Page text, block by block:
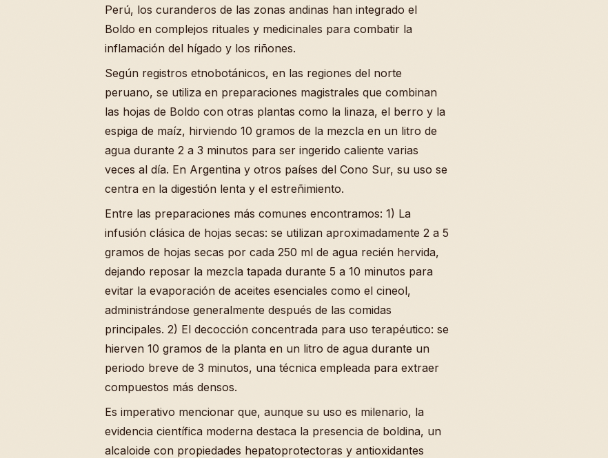
Perú, los curanderos de las zonas andinas han integrado el
Boldo en complejos rituales y medicinales para combatir la
inflamación del hígado y los riñones.
Según registros etnobotánicos, en las regiones del norte
peruano, se utiliza en preparaciones magistrales que combinan
las hojas de Boldo con otras plantas como la linaza, el berro y la
espiga de maíz, hirviendo 10 gramos de la mezcla en un litro de
agua durante 2 a 3 minutos para ser ingerido caliente varias
veces al día. En Argentina y otros países del Cono Sur, su uso se
centra en la digestión lenta y el estreñimiento.
Entre las preparaciones más comunes encontramos: 1) La
infusión clásica de hojas secas: se utilizan aproximadamente 2 a 5
gramos de hojas secas por cada 250 ml de agua recién hervida,
dejando reposar la mezcla tapada durante 5 a 10 minutos para
evitar la evaporación de aceites esenciales como el cineol,
administrándose generalmente después de las comidas
principales. 2) El decocción concentrada para uso terapéutico: se
hierven 10 gramos de la planta en un litro de agua durante un
periodo breve de 3 minutos, una técnica empleada para extraer
compuestos más densos.
Es imperativo mencionar que, aunque su uso es milenario, la
evidencia científica moderna destaca la presencia de boldina, un
alcaloide con propiedades hepatoprotectoras y antioxidantes